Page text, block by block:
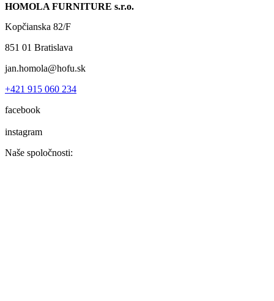
HOMOLA FURNITURE s.r.o.
Kopčianska 82/F
851 01 Bratislava
jan.homola@hofu.sk
+421 915 060 234
facebook
instagram
Naše spoločnosti: